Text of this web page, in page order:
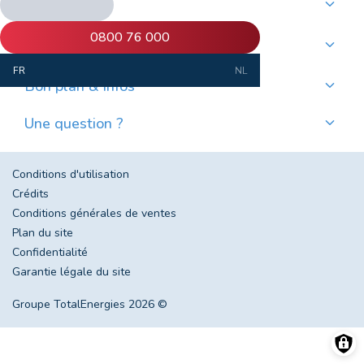
0800 76 000
FR NL
Commander du mazout de qualité
Commander des pellets de qualité
Nos services
Où trouver mes pellets ?
Bon plan & infos
Évolution du prix du mazout en Belgique
Une question ?
Conditions d'utilisation
Crédits
Conditions générales de ventes
Plan du site
Confidentialité
Garantie légale du site
Groupe TotalEnergies 2026 ©